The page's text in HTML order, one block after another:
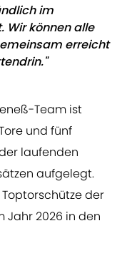
im
Wir können alle
erreicht
Team ist
und fünf
laufenden
aufgelegt.
der
Jahr 2026 in den